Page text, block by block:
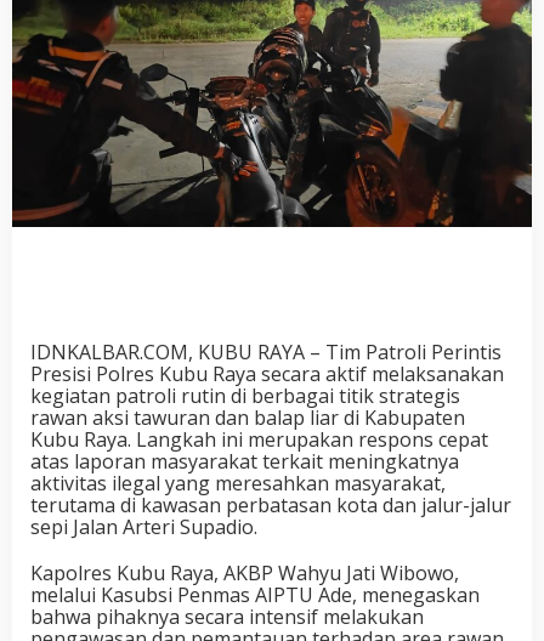
IDNKALBAR.COM, KUBU RAYA – Tim Patroli Perintis
Presisi Polres Kubu Raya secara aktif melaksanakan
kegiatan patroli rutin di berbagai titik strategis
rawan aksi tawuran dan balap liar di Kabupaten
Kubu Raya. Langkah ini merupakan respons cepat
atas laporan masyarakat terkait meningkatnya
aktivitas ilegal yang meresahkan masyarakat,
terutama di kawasan perbatasan kota dan jalur-jalur
sepi Jalan Arteri Supadio.
Kapolres Kubu Raya, AKBP Wahyu Jati Wibowo,
melalui Kasubsi Penmas AIPTU Ade, menegaskan
bahwa pihaknya secara intensif melakukan